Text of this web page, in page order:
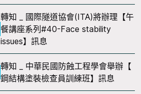
轉知 _ 國際隧道協會(ITA)將辦理【午
餐講座系列#40-Face stability
issues】訊息
轉知 _ 中華民國防蝕工程學會舉辦【
鋼結構塗裝檢查員訓練班】訊息